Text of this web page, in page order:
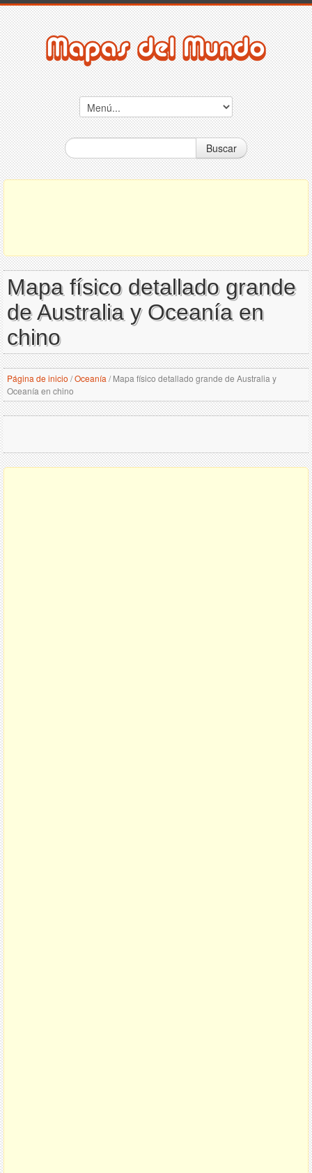
Buscar
Mapa físico detallado grande
de Australia y Oceanía en
chino
Página de inicio /Oceanía /Mapa físico detallado grande de Australia y
Oceanía en chino